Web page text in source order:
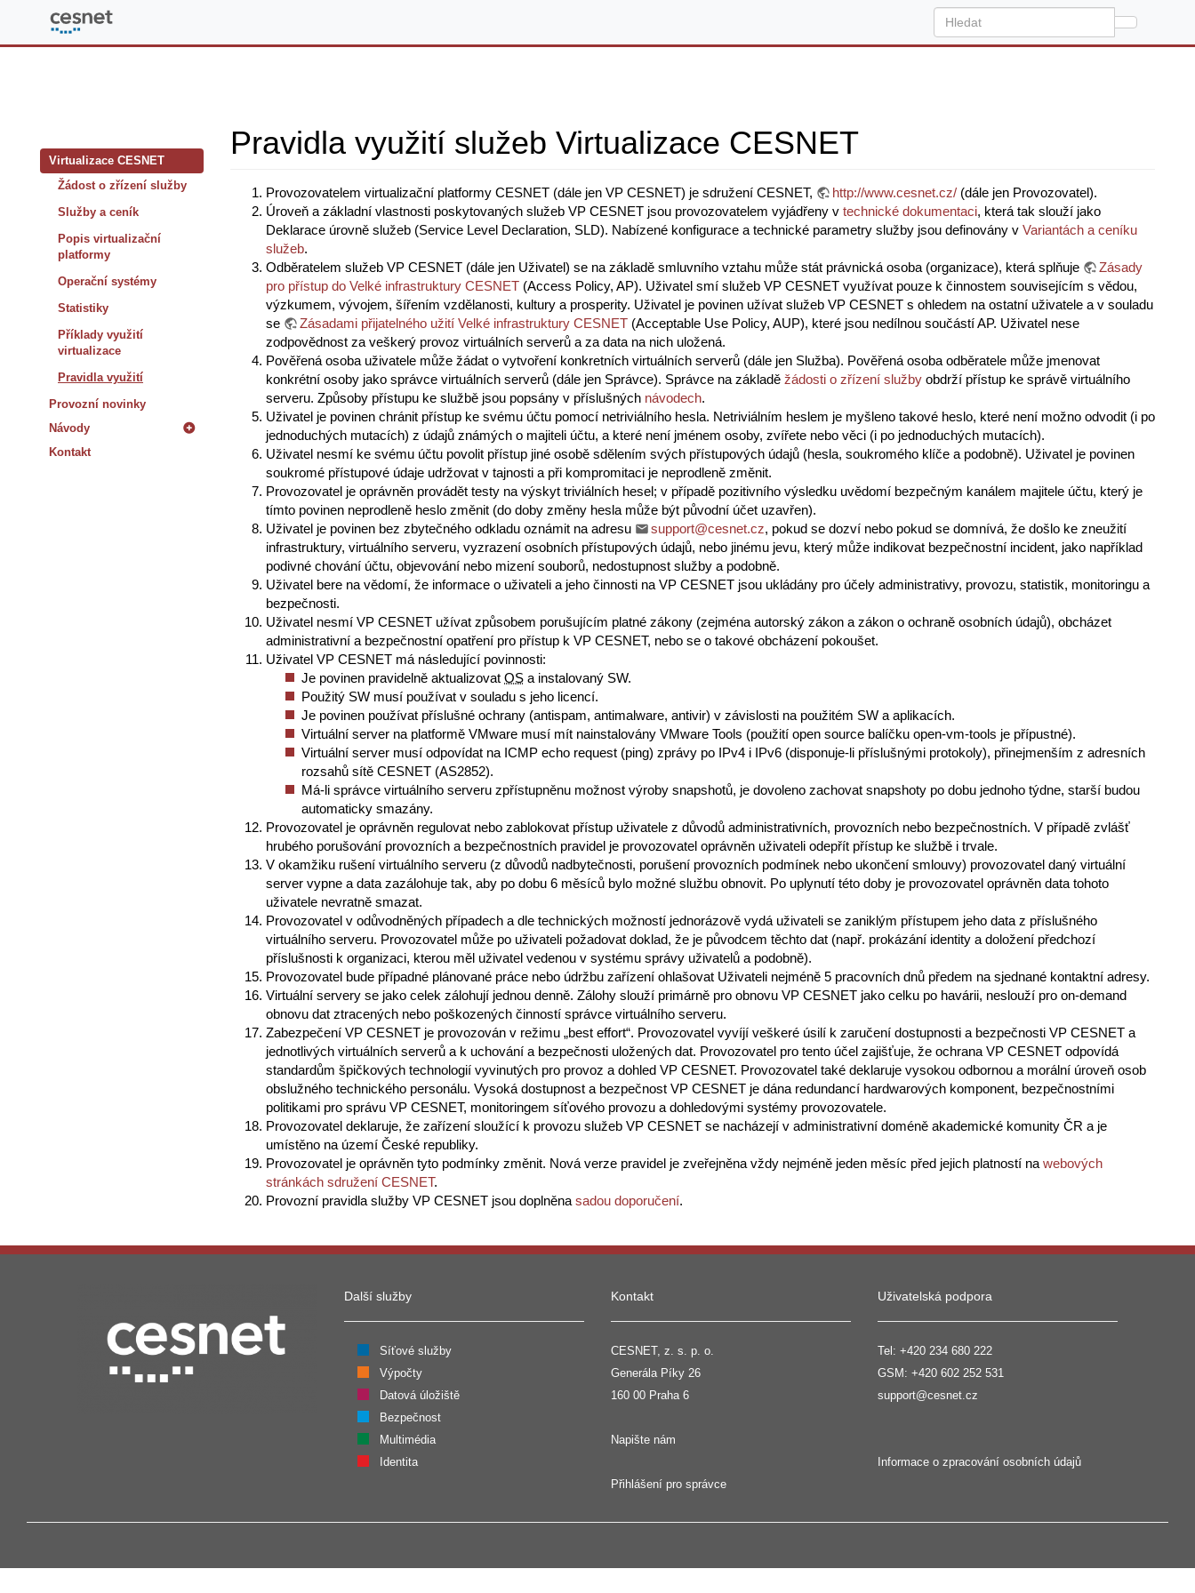
Virtualizace CESNET
Žádost o zřízení služby
Služby a ceník
Popis virtualizační
platformy
Operační systémy
Statistiky
Příklady využití
virtualizace
Pravidla využití
Provozní novinky
Návody
Kontakt
Pravidla využití služeb Virtualizace CESNET
Provozovatelem virtualizační platformy CESNET (dále jen VP CESNET) je sdružení CESNET, http://www.cesnet.cz/ (dále jen Provozovatel).
Úroveň a základní vlastnosti poskytovaných služeb VP CESNET jsou provozovatelem vyjádřeny v technické dokumentaci, která tak slouží jako
Deklarace úrovně služeb (Service Level Declaration, SLD). Nabízené konfigurace a technické parametry služby jsou definovány v Variantách a ceníku
služeb.
Odběratelem služeb VP CESNET (dále jen Uživatel) se na základě smluvního vztahu může stát právnická osoba (organizace), která splňuje
Zásady
pro přístup do Velké infrastruktury CESNET (Access Policy, AP). Uživatel smí služeb VP CESNET využívat pouze k činnostem souvisejícím s vědou,
výzkumem, vývojem, šířením vzdělanosti, kultury a prosperity. Uživatel je povinen užívat služeb VP CESNET s ohledem na ostatní uživatele a v souladu
se
Zásadami přijatelného užití Velké infrastruktury CESNET (Acceptable Use Policy, AUP), které jsou nedílnou součástí AP. Uživatel nese
zodpovědnost za veškerý provoz virtuálních serverů a za data na nich uložená.
Pověřená osoba uživatele může žádat o vytvoření konkretních virtuálních serverů (dále jen Služba). Pověřená osoba odběratele může jmenovat
konkrétní osoby jako správce virtuálních serverů (dále jen Správce). Správce na základě žádosti o zřízení služby obdrží přístup ke správě virtuálního
serveru. Způsoby přístupu ke službě jsou popsány v příslušných návodech.
Uživatel je povinen chránit přístup ke svému účtu pomocí netriviálního hesla. Netriviálním heslem je myšleno takové heslo, které není možno odvodit (i po
jednoduchých mutacích) z údajů známých o majiteli účtu, a které není jménem osoby, zvířete nebo věci (i po jednoduchých mutacích).
Uživatel nesmí ke svému účtu povolit přístup jiné osobě sdělením svých přístupových údajů (hesla, soukromého klíče a podobně). Uživatel je povinen
soukromé přístupové údaje udržovat v tajnosti a při kompromitaci je neprodleně změnit.
Provozovatel je oprávněn provádět testy na výskyt triviálních hesel; v případě pozitivního výsledku uvědomí bezpečným kanálem majitele účtu, který je
tímto povinen neprodleně heslo změnit (do doby změny hesla může být původní účet uzavřen).
Uživatel je povinen bez zbytečného odkladu oznámit na adresu
support@cesnet.cz, pokud se dozví nebo pokud se domnívá, že došlo ke zneužití
infrastruktury, virtuálního serveru, vyzrazení osobních přístupových údajů, nebo jinému jevu, který může indikovat bezpečnostní incident, jako například
podivné chování účtu, objevování nebo mizení souborů, nedostupnost služby a podobně.
Uživatel bere na vědomí, že informace o uživateli a jeho činnosti na VP CESNET jsou ukládány pro účely administrativy, provozu, statistik, monitoringu a
bezpečnosti.
Uživatel nesmí VP CESNET užívat způsobem porušujícím platné zákony (zejména autorský zákon a zákon o ochraně osobních údajů), obcházet
administrativní a bezpečnostní opatření pro přístup k VP CESNET, nebo se o takové obcházení pokoušet.
Uživatel VP CESNET má následující povinnosti:
Je povinen pravidelně aktualizovat OS a instalovaný SW.
Použitý SW musí používat v souladu s jeho licencí.
Je povinen používat příslušné ochrany (antispam, antimalware, antivir) v závislosti na použitém SW a aplikacích.
Virtuální server na platformě VMware musí mít nainstalovány VMware Tools (použití open source balíčku open-vm-tools je přípustné).
Virtuální server musí odpovídat na ICMP echo request (ping) zprávy po IPv4 i IPv6 (disponuje-li příslušnými protokoly), přinejmenším z adresních
rozsahů sítě CESNET (AS2852).
Má-li správce virtuálního serveru zpřístupněnu možnost výroby snapshotů, je dovoleno zachovat snapshoty po dobu jednoho týdne, starší budou
automaticky smazány.
Provozovatel je oprávněn regulovat nebo zablokovat přístup uživatele z důvodů administrativních, provozních nebo bezpečnostních. V případě zvlášť
hrubého porušování provozních a bezpečnostních pravidel je provozovatel oprávněn uživateli odepřít přístup ke službě i trvale.
V okamžiku rušení virtuálního serveru (z důvodů nadbytečnosti, porušení provozních podmínek nebo ukončení smlouvy) provozovatel daný virtuální
server vypne a data zazálohuje tak, aby po dobu 6 měsíců bylo možné službu obnovit. Po uplynutí této doby je provozovatel oprávněn data tohoto
uživatele nevratně smazat.
Provozovatel v odůvodněných případech a dle technických možností jednorázově vydá uživateli se zaniklým přístupem jeho data z příslušného
virtuálního serveru. Provozovatel může po uživateli požadovat doklad, že je původcem těchto dat (např. prokázání identity a doložení předchozí
příslušnosti k organizaci, kterou měl uživatel vedenou v systému správy uživatelů a podobně).
Provozovatel bude případné plánované práce nebo údržbu zařízení ohlašovat Uživateli nejméně 5 pracovních dnů předem na sjednané kontaktní adresy.
Virtuální servery se jako celek zálohují jednou denně. Zálohy slouží primárně pro obnovu VP CESNET jako celku po havárii, neslouží pro on-demand
obnovu dat ztracených nebo poškozených činností správce virtuálního serveru.
Zabezpečení VP CESNET je provozován v režimu „best effort“. Provozovatel vyvíjí veškeré úsilí k zaručení dostupnosti a bezpečnosti VP CESNET a
jednotlivých virtuálních serverů a k uchování a bezpečnosti uložených dat. Provozovatel pro tento účel zajišťuje, že ochrana VP CESNET odpovídá
standardům špičkových technologií vyvinutých pro provoz a dohled VP CESNET. Provozovatel také deklaruje vysokou odbornou a morální úroveň osob
obslužného technického personálu. Vysoká dostupnost a bezpečnost VP CESNET je dána redundancí hardwarových komponent, bezpečnostními
politikami pro správu VP CESNET, monitoringem síťového provozu a dohledovými systémy provozovatele.
Provozovatel deklaruje, že zařízení sloužící k provozu služeb VP CESNET se nacházejí v administrativní doméně akademické komunity ČR a je
umístěno na území České republiky.
Provozovatel je oprávněn tyto podmínky změnit. Nová verze pravidel je zveřejněna vždy nejméně jeden měsíc před jejich platností na webových
stránkách sdružení CESNET.
Provozní pravidla služby VP CESNET jsou doplněna sadou doporučení.
Další služby
Síťové služby
Výpočty
Datová úložiště
Bezpečnost
Multimédia
Identita
Kontakt
CESNET, z. s. p. o.
Generála Píky 26
160 00 Praha 6
Napište nám
Přihlášení pro správce
Uživatelská podpora
Tel: +420 234 680 222
GSM: +420 602 252 531
support@cesnet.cz
Informace o zpracování osobních údajů